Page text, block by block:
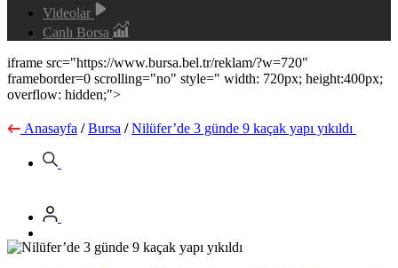
Videolar
Canlı Borsa
iframe src="https://www.bursa.bel.tr/reklam/?w=720"
frameborder=0 scrolling="no" style=" width: 720px; height:400px;
overflow: hidden;">
Anasayfa / Bursa / Nilüfer’de 3 günde 9 kaçak yapı yıkıldı